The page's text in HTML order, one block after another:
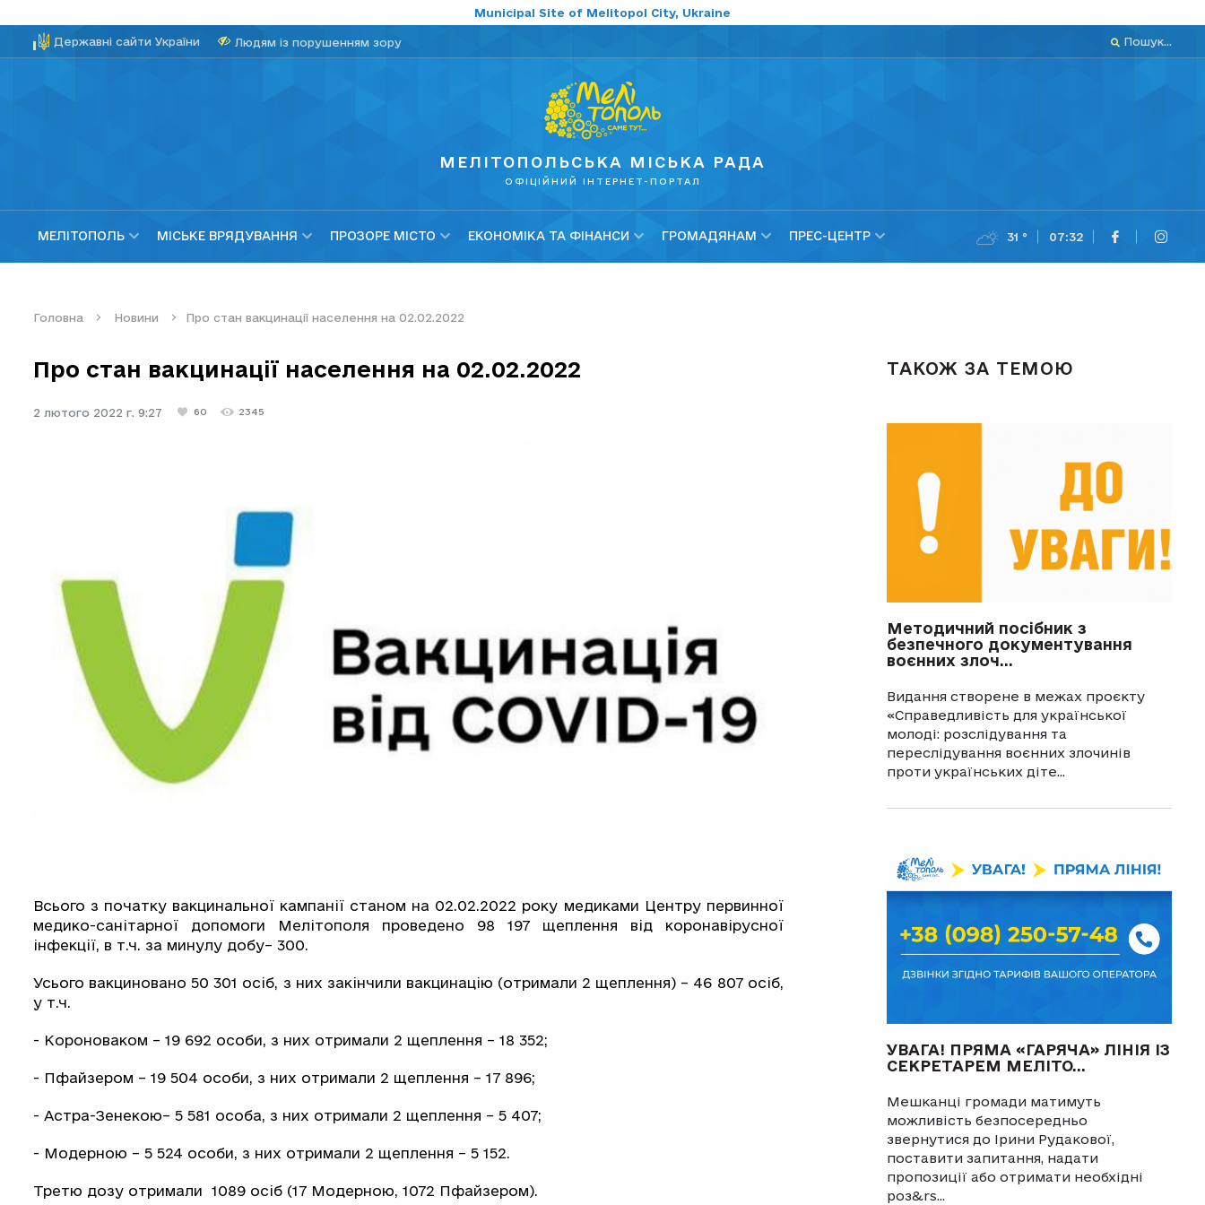
Municipal Site of Melitopol City, Ukraine
Державні сайти України Людям із порушенням зору Пошук...
МЕЛІТОПОЛЬСЬКА МІСЬКА РАДА
ОФІЦІЙНИЙ ІНТЕРНЕТ-ПОРТАЛ
МЕЛІТОПОЛЬ МІСЬКЕ ВРЯДУВАННЯ ПРОЗОРЕ МІСТО ЕКОНОМІКА ТА ФІНАНСИ ГРОМАДЯНАМ ПРЕС-ЦЕНТР 31 ° 07:32
Головна Новини Про стан вакцинації населення на 02.02.2022
Про стан вакцинації населення на 02.02.2022
2 лютого 2022 г. 9:27 60 2345
Всього з початку вакцинальної кампанії станом на 02.02.2022 року медиками Центру первинної
медико-санітарної допомоги Мелітополя проведено 98 197 щеплення від коронавірусної
інфекції, в т.ч. за минулу добу– 300.
Усього вакциновано 50 301 осіб, з них закінчили вакцинацію (отримали 2 щеплення) – 46 807 осіб,
у т.ч.
- Короноваком – 19 692 особи, з них отримали 2 щеплення – 18 352;
- Пфайзером – 19 504 особи, з них отримали 2 щеплення – 17 896;
- Астра-Зенекою– 5 581 особа, з них отримали 2 щеплення – 5 407;
- Модерною – 5 524 особи, з них отримали 2 щеплення – 5 152.
Третю дозу отримали 1089 осіб (17 Модерною, 1072 Пфайзером).
ТАКОЖ ЗА ТЕМОЮ
Методичний посібник з
безпечного документування
воєнних злоч...
Видання створене в межах проєкту
«Справедливість для української
молоді: розслідування та
переслідування воєнних злочинів
проти українських діте...
УВАГА! ПРЯМА «ГАРЯЧА» ЛІНІЯ ІЗ
СЕКРЕТАРЕМ МЕЛІТО...
Мешканці громади матимуть
можливість безпосередньо
звернутися до Ірини Рудакової,
поставити запитання, надати
пропозиції або отримати необхідні
роз&rs...